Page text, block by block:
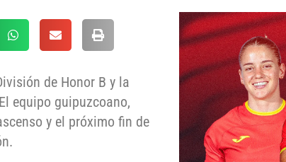
de Honor B y la
equipo guipuzcoano,
y el próximo fin de